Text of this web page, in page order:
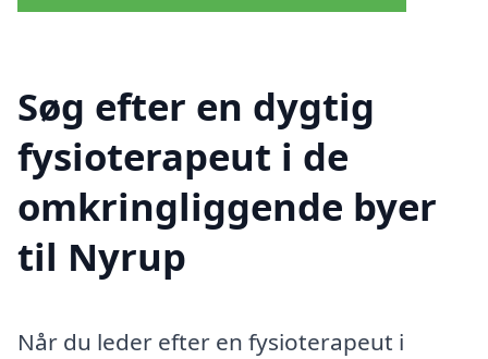
Søg efter en dygtig
fysioterapeut i de
omkringliggende byer
til Nyrup
Når du leder efter en fysioterapeut i